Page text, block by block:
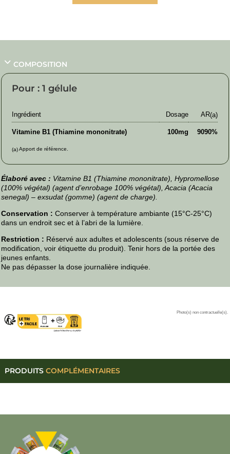
COMPOSITION
Pour : 1 gélule
Ingrédient Dosage AR(a)
Vitamine B1 (Thiamine mononitrate) 100mg 9090%
(a)Apport de référence.
Élaboré avec : Vitamine B1 (Thiamine mononitrate), Hypromellose
(100% végétal) (agent d’enrobage 100% végétal), Acacia (Acacia
senegal) – exsudat (gomme) (agent de charge).
Conservation : Conserver à température ambiante (15°C-25°C)
dans un endroit sec et à l’abri de la lumière.
Restriction : Réservé aux adultes et adolescents (sous réserve de
modification, voir étiquette du produit). Tenir hors de la portée des
jeunes enfants.
Ne pas dépasser la dose journalière indiquée.
Photo(s) non contractuelle(s).
PRODUITS COMPLÉMENTAIRES